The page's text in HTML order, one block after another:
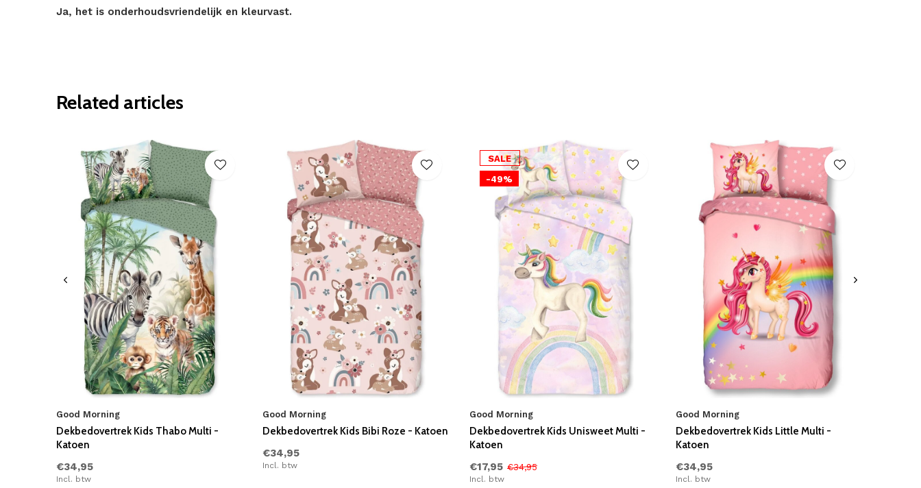
Ja, het is onderhoudsvriendelijk en kleurvast.
Related articles
Good Morning
Dekbedovertrek Kids Thabo Multi -
Katoen
€34,95
Incl. btw
Good Morning
Dekbedovertrek Kids Bibi Roze - Katoen
€34,95
Incl. btw
SALE
-49%
Good Morning
Dekbedovertrek Kids Unisweet Multi -
Katoen
€17,95 €34,95
Incl. btw
Good Morning
Dekbedovertrek Kids Little Multi -
Katoen
€34,95
Incl. btw